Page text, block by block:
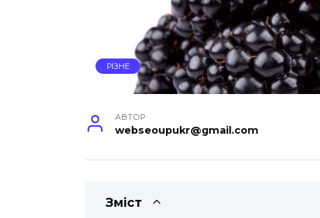
РІЗНЕ
АВТОР
webseoupukr@gmail.com
Зміст